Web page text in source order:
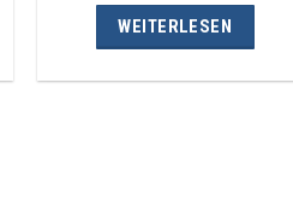
WEITERLESEN